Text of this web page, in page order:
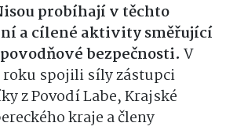
probíhají v těchto
a cílené aktivity směřující
bezpečnosti. V
spojili síly zástupci
z Povodí Labe, Krajské
kraje a členy